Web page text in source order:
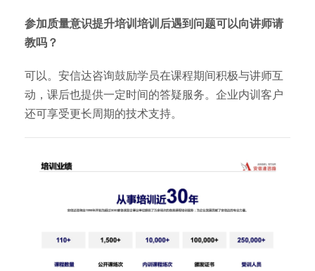
参加质量意识提升培训培训后遇到问题可以向讲师请
教吗？
可以。安信达咨询鼓励学员在课程期间积极与讲师互
动，课后也提供一定时间的答疑服务。企业内训客户
还可享受更长周期的技术支持。